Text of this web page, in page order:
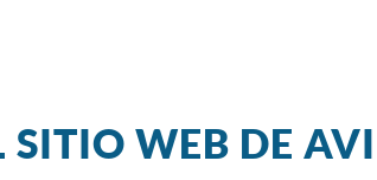
SITIO WEB DE